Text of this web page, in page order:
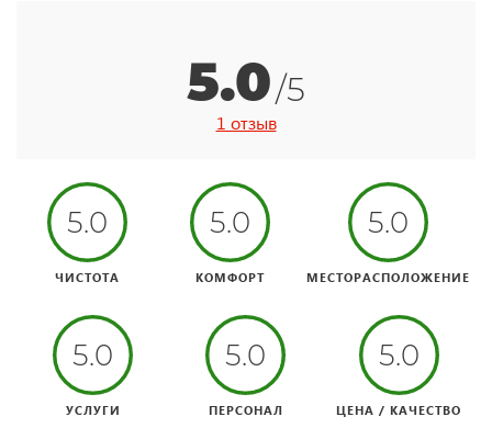
5.0/5
1 отзыв
5.0
ЧИСТОТА
5.0
КОМФОРТ
5.0
МЕСТОРАСПОЛОЖЕНИЕ
5.0
УСЛУГИ
5.0
ПЕРСОНАЛ
5.0
ЦЕНА / КАЧЕСТВО